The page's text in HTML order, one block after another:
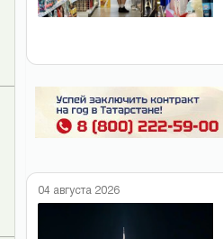
04 августа 2026